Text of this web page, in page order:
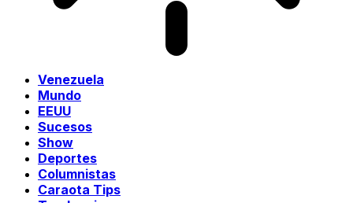
Venezuela
Mundo
EEUU
Sucesos
Show
Deportes
Columnistas
Caraota Tips